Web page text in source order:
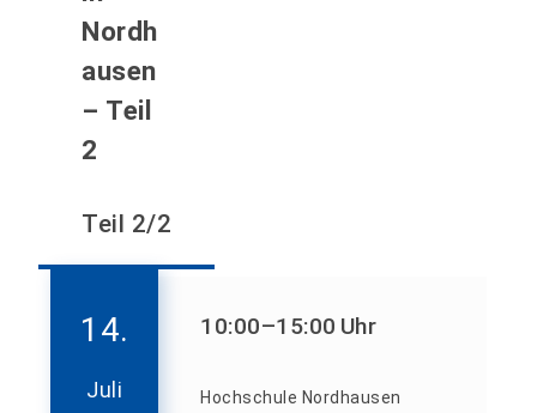
Nordh
ausen
– Teil
2
Teil 2/2
14.
Juli
10:00–15:00 Uhr
Hochschule Nordhausen